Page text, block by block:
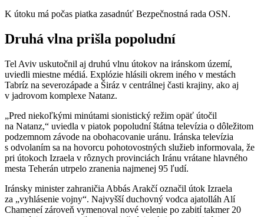
K útoku má počas piatka zasadnúť Bezpečnostná rada OSN.
Druhá vlna prišla popoludní
Tel Aviv uskutočnil aj druhú vlnu útokov na iránskom území,
uviedli miestne médiá. Explózie hlásili okrem iného v mestách
Tabríz na severozápade a Širáz v centrálnej časti krajiny, ako aj
v jadrovom komplexe Natanz.
„Pred niekoľkými minútami sionistický režim opäť útočil
na Natanz,“ uviedla v piatok popoludní štátna televízia o dôležitom
podzemnom závode na obohacovanie uránu. Iránska televízia
s odvolaním sa na hovorcu pohotovostných služieb informovala, že
pri útokoch Izraela v rôznych provinciách Iránu vrátane hlavného
mesta Teherán utrpelo zranenia najmenej 95 ľudí.
Iránsky minister zahraničia Abbás Arakčí označil útok Izraela
za „vyhlásenie vojny“. Najvyšší duchovný vodca ajatolláh Alí
Chameneí zároveň vymenoval nové velenie po zabití takmer 20